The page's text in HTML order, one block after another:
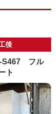
後
S467 フル
ト